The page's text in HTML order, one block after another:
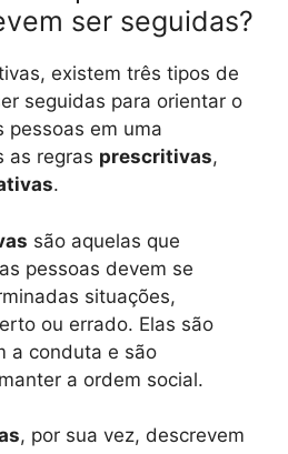
ser seguidas?
existem três tipos de
seguidas para orientar o
pessoas em uma
as regras prescritivas,
.
são aquelas que
pessoas devem se
situações,
ou errado. Elas são
a conduta e são
a ordem social.
, por sua vez, descrevem